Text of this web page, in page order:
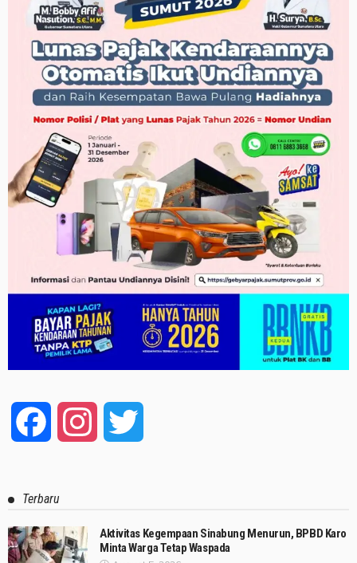
Facebook Instagram
Terbaru
Aktivitas Kegempaan Sinabung Menurun, BPBD Karo
Minta Warga Tetap Waspada